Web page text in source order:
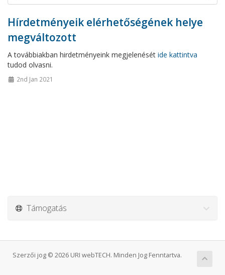
Hírdetményeik elérhetőségének helye
megváltozott
A továbbiakban hirdetményeink megjelenését ide kattintva
tudod olvasni.
2nd Jan 2021
Támogatás
Szerzői jog © 2026 URI webTECH. Minden Jog Fenntartva.